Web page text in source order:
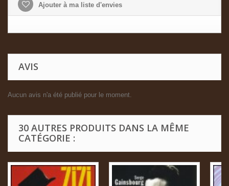
Ajouter à ma liste d'envies
AVIS
Aucun avis n'a été publié pour le moment.
30 AUTRES PRODUITS DANS LA MÊME
CATÉGORIE :